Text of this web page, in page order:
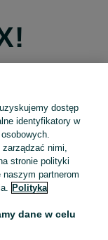
Apple
Google
dostęp
identyfikatory w
nimi,
stronie polityki
partnerom
Polityka
dane w celu